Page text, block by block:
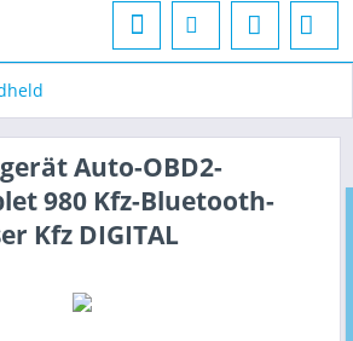
Auto-OBD2-
980 Kfz-Bluetooth-
Kfz DIGITAL